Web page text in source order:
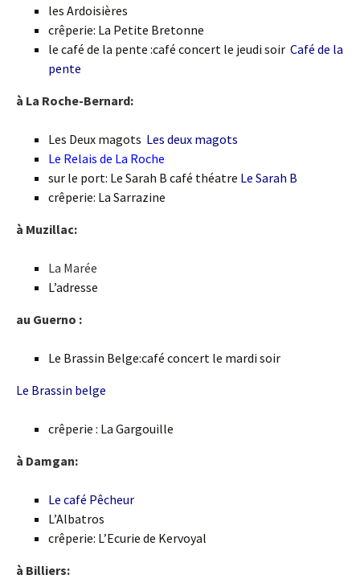
les Ardoisières
crêperie: La Petite Bretonne
le café de la pente :café concert le jeudi soir Café de la
pente
à La Roche-Bernard:
Les Deux magots Les deux magots
Le Relais de La Roche
sur le port: Le Sarah B café théatre Le Sarah B
crêperie: La Sarrazine
à Muzillac:
La Marée
L’adresse
au Guerno :
Le Brassin Belge:café concert le mardi soir
Le Brassin belge
crêperie : La Gargouille
à Damgan:
Le café Pêcheur
L’Albatros
crêperie: L’Ecurie de Kervoyal
à Billiers: